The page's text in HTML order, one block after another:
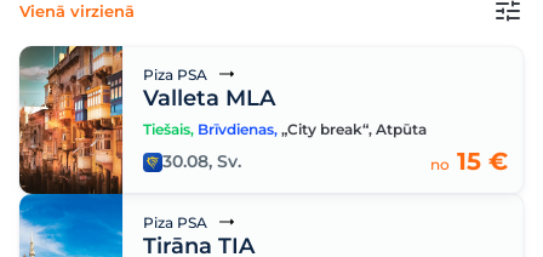
Vienā virzienā
Piza PSA
Valleta MLA
Tiešais, Brīvdienas, „City break“, Atpūta
30.08, Sv. no 15 €
Piza PSA
Tirāna TIA